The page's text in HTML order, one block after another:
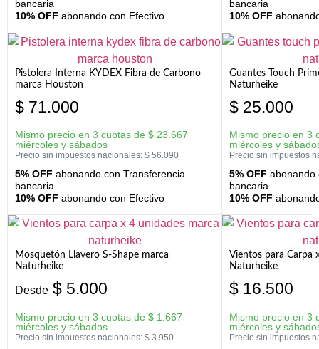
bancaria
10% OFF abonando con Efectivo
bancaria
10% OFF
Pistolera Interna KYDEX Fibra de Carbono
marca Houston
$ 71.000
Mismo precio en 3 cuotas de $ 23.667
miércoles y sábados
Precio sin impuestos nacionales: $ 56.090
5% OFF abonando con Transferencia
bancaria
10% OFF abonando con Efectivo
Guantes Touch
Naturheike
$ 25.000
Mismo precio en 3
miércoles y
Precio sin impuestos
5% OFF abonando
bancaria
10% OFF
Mosquetón Llavero S-Shape marca
Naturheike
Desde $ 5.000
Mismo precio en 3 cuotas de $ 1.667
miércoles y sábados
Precio sin impuestos nacionales: $ 3.950
Vientos para Carpa
Naturheike
$ 16.500
Mismo precio en 3
miércoles y
Precio sin impuestos